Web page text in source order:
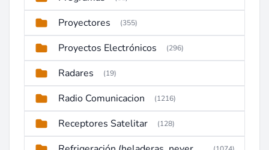
Proyectores (355)
Proyectos Electrónicos (296)
Radares (19)
Radio Comunicacion (1216)
Receptores Satelitar (128)